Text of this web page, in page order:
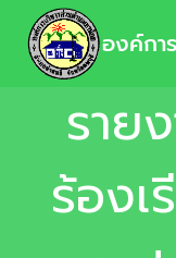
องค์กา
ราย
ร้อง